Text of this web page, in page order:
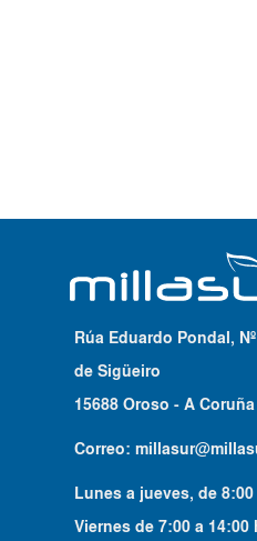
Rúa Eduardo Pondal,
de Sigüeiro
15688 Oroso - A
Correo:
Lunes a jueves, de8:00
Viernes de7:00 a 14:00